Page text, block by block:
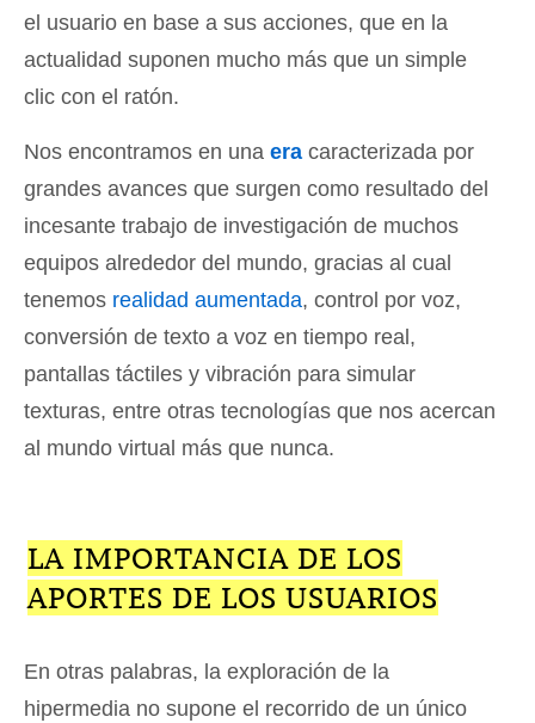
el usuario en base a sus acciones, que en la
actualidad suponen mucho más que un simple
clic con el ratón.
Nos encontramos en una era caracterizada por
grandes avances que surgen como resultado del
incesante trabajo de investigación de muchos
equipos alrededor del mundo, gracias al cual
tenemos realidad aumentada, control por voz,
conversión de texto a voz en tiempo real,
pantallas táctiles y vibración para simular
texturas, entre otras tecnologías que nos acercan
al mundo virtual más que nunca.
LA IMPORTANCIA DE LOS
APORTES DE LOS USUARIOS
En otras palabras, la exploración de la
hipermedia no supone el recorrido de un único